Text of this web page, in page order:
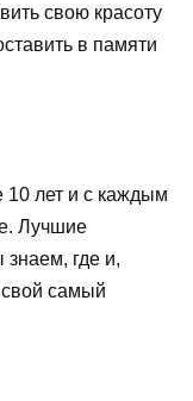
свою красоту
в памяти
10 лет и с каждым
Лучшие
где и,
свой самый